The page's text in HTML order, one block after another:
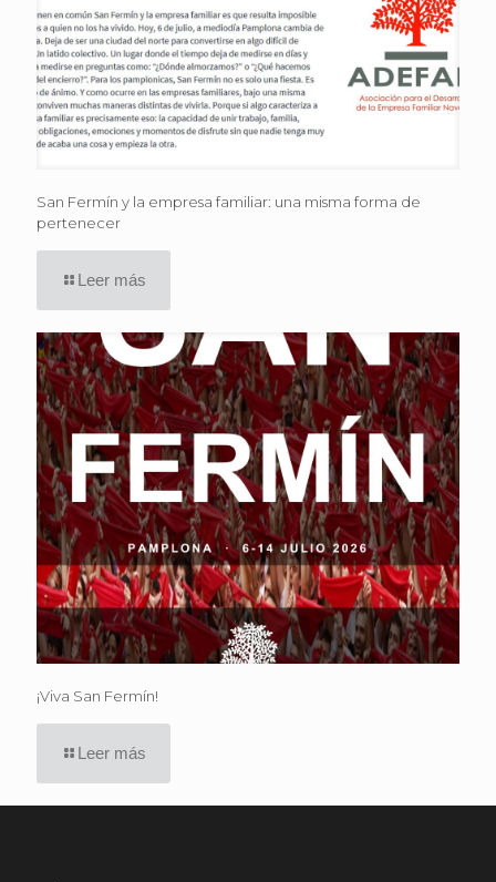
San Fermín y la empresa familiar: una misma forma de
pertenecer
Leer más
¡Viva San Fermín!
Leer más